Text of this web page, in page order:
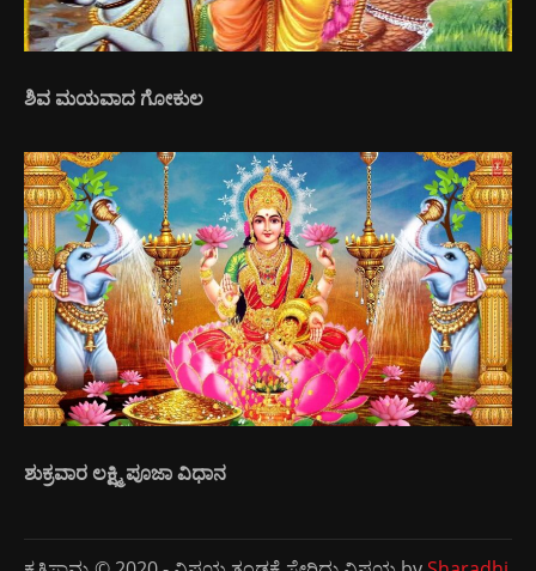
ಶಿವ ಮಯವಾದ ಗೋಕುಲ
ಶುಕ್ರವಾರ ಲಕ್ಷ್ಮಿ ಪೂಜಾ ವಿಧಾನ